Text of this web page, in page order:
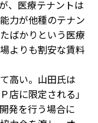
、医療テナントは
力が他種のテナン
ばかりという医療
よりも割安な賃料
高い。山田氏は
店に限定される」
発を行う場合に